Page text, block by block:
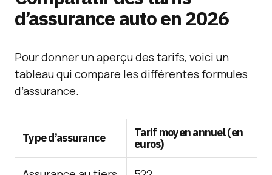
d’assurance auto en 2026
Pour donner un aperçu des tarifs, voici un
tableau qui compare les différentes formules
d’assurance.
Type d’assurance
Tarif moyen annuel (en
euros)